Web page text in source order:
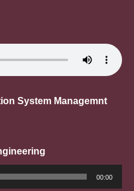
System Managemnt
00:00